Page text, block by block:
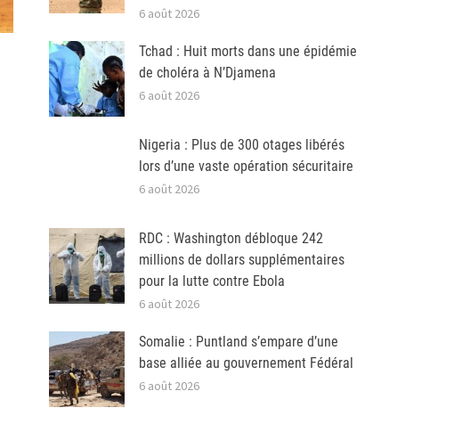
6 août 2026
Tchad : Huit morts dans une épidémie
de choléra à N’Djamena
6 août 2026
Nigeria : Plus de 300 otages libérés
lors d’une vaste opération sécuritaire
6 août 2026
RDC : Washington débloque 242
millions de dollars supplémentaires
pour la lutte contre Ebola
6 août 2026
Somalie : Puntland s’empare d’une
base alliée au gouvernement Fédéral
6 août 2026